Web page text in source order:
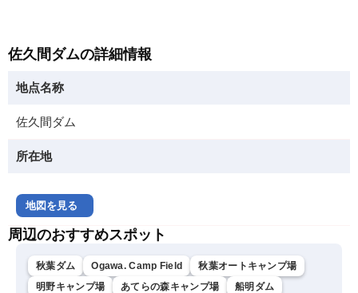
佐久間ダムの詳細情報
地点名称
佐久間ダム
所在地
地図を見る
周辺のおすすめスポット
秋葉ダム Ogawa. Camp Field
秋葉オートキャンプ場
明野キャンプ場
あてらの森キャンプ場
船明ダム